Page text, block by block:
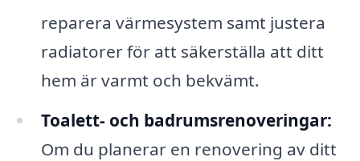
reparera värmesystem samt justera
radiatorer för att säkerställa att ditt
hem är varmt och bekvämt.
Toalett- och badrumsrenoveringar:
Om du planerar en renovering av ditt